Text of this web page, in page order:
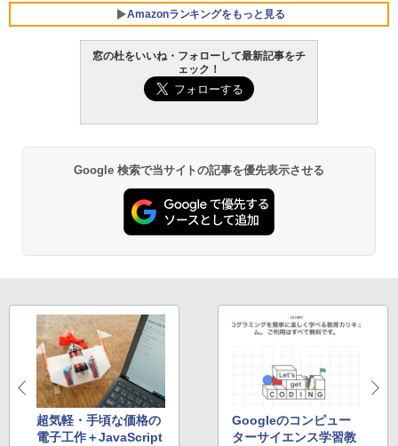
Amazonランキングをもっと見る
窓の杜をいいね・フォローして最新記事をチ
ェック！
Google 検索で当サイトの記事を優先表示させる
超気軽・手頃な価格の
電子工作＋JavaScript
Googleのコンピュー
ターサイエンス学習教